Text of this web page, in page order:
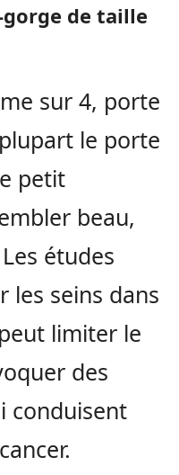
de taille
sur 4, porte
le porte
petit
beau,
études
les seins dans
limiter le
des
conduisent